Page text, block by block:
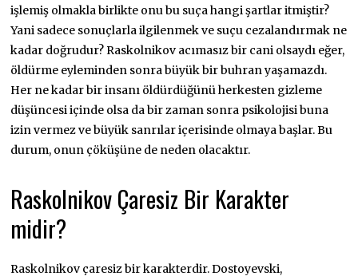
işlemiş olmakla birlikte onu bu suça hangi şartlar itmiştir?
Yani sadece sonuçlarla ilgilenmek ve suçu cezalandırmak ne
kadar doğrudur? Raskolnikov acımasız bir cani olsaydı eğer,
öldürme eyleminden sonra büyük bir buhran yaşamazdı.
Her ne kadar bir insanı öldürdüğünü herkesten gizleme
düşüncesi içinde olsa da bir zaman sonra psikolojisi buna
izin vermez ve büyük sanrılar içerisinde olmaya başlar. Bu
durum, onun çöküşüne de neden olacaktır.
Raskolnikov Çaresiz Bir Karakter
midir?
Raskolnikov çaresiz bir karakterdir. Dostoyevski,